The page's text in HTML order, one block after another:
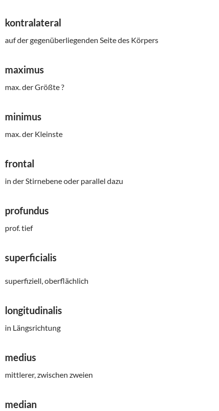
kontralateral
auf der gegenüberliegenden Seite des Körpers
maximus
max. der Größte ?
minimus
max. der Kleinste
frontal
in der Stirnebene oder parallel dazu
profundus
prof. tief
superficialis
superfiziell, oberflächlich
longitudinalis
in Längsrichtung
medius
mittlerer, zwischen zweien
median